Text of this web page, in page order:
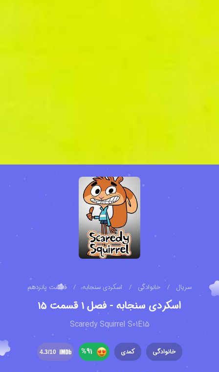
سریال / خانوادگی / اسکردی سنجابه / قسمت پانزدهم
اسکردی سنجابه - فصل ۱ قسمت ۱۵
Scaredy Squirrel S01E15
خانوادگی کمدی 91
%
4.3/10